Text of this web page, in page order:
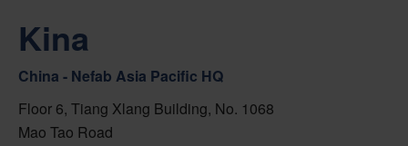
Kina
China - Nefab Asia Pacific HQ
Floor 6, Tiang Xlang Building, No. 1068
Mao Tao Road